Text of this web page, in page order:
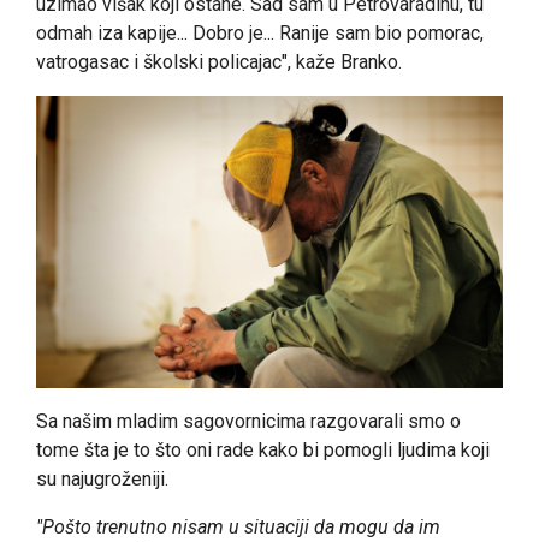
odmah iza kapije... Dobro je... Ranije sam bio pomorac,
vatrogasac i školski policajac", kaže Branko.
Sa našim mladim sagovornicima razgovarali smo o
tome šta je to što oni rade kako bi pomogli ljudima koji
su najugroženiji.
"Pošto trenutno nisam u situaciji da mogu da im